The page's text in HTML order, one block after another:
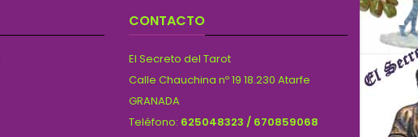
CONTACTO
El Secreto del Tarot
Calle Chauchina nº 19 18.230 Atarfe
GRANADA
Teléfono: 625048323 / 670859068